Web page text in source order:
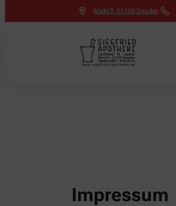
Markt 9 01109 Dresden
Impressum